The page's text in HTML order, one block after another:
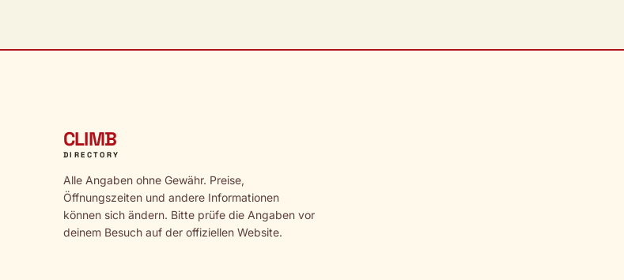
CLIMB
DIRECTORY
Alle Angaben ohne Gewähr. Preise,
Öffnungszeiten und andere Informationen
können sich ändern. Bitte prüfe die Angaben vor
deinem Besuch auf der offiziellen Website.